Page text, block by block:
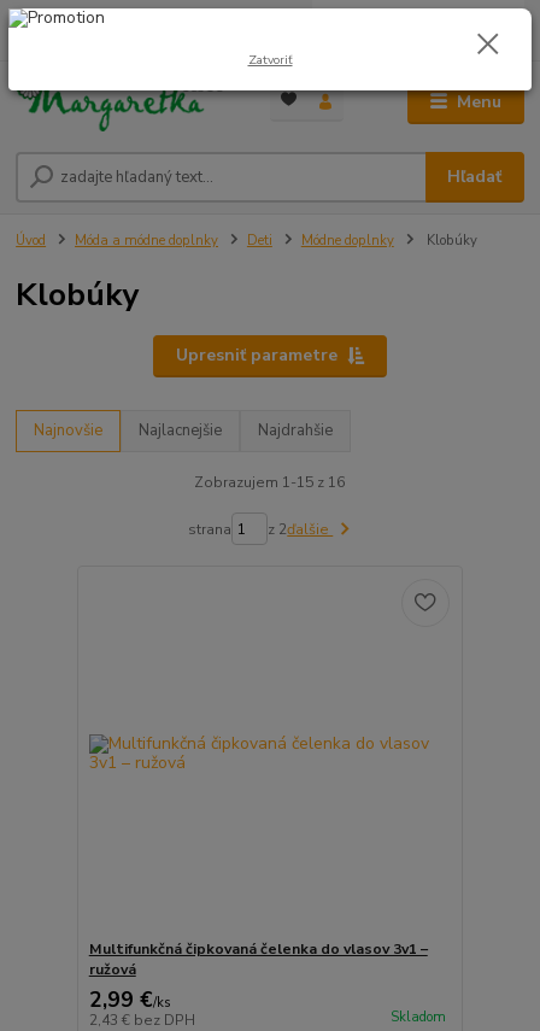
Menu
Hľadať
0948 236 042
0,00 €
Úvod Móda a módne doplnky Deti Módne doplnky Klobúky
Klobúky
Upresniť parametre
Najnovšie Najlacnejšie Najdrahšie
Zobrazujem 1-15 z 16
strana z 2ďalšie
Multifunkčná čipkovaná čelenka do vlasov 3v1 –
ružová
2,99 €/ks
2,43 € bez DPH Skladom
Zatvoriť